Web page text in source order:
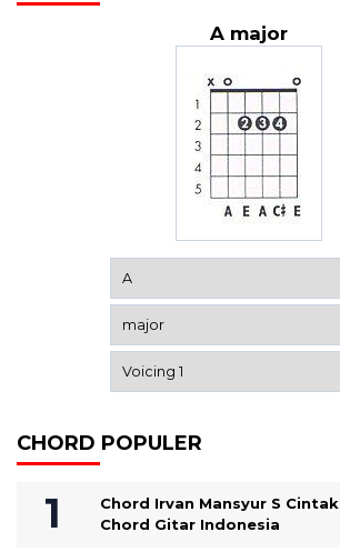
A major
CHORD POPULER
Chord Irvan Mansyur S
Chord Gitar Indonesia